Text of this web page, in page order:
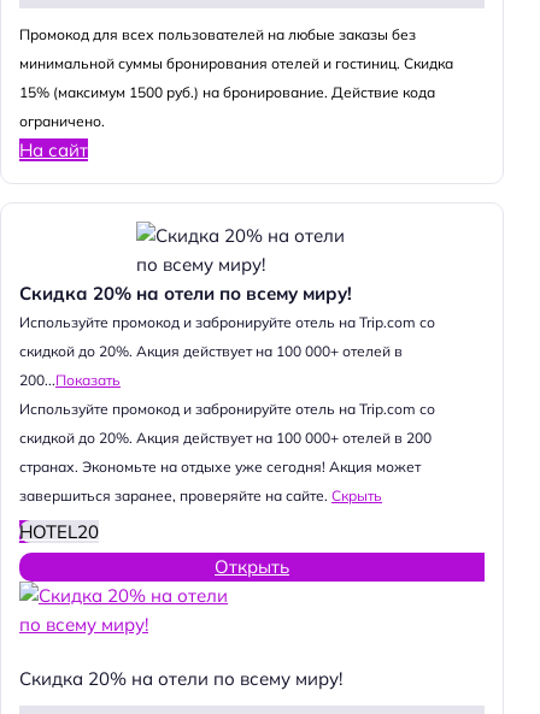
Промокод для всех пользователей на любые заказы без
минимальной суммы бронирования отелей и гостиниц. Скидка
15% (максимум 1500 руб.) на бронирование. Действие кода
ограничено.
На сайт
Скидка 20% на отели по всему миру!
Используйте промокод и забронируйте отель на Trip.com со
скидкой до 20%. Акция действует на 100 000+ отелей в
200...Показать
Используйте промокод и забронируйте отель на Trip.com со
скидкой до 20%. Акция действует на 100 000+ отелей в 200
странах. Экономьте на отдыхе уже сегодня! Акция может
завершиться заранее, проверяйте на сайте. Скрыть
HOTEL20
Открыть
Скидка 20% на отели по всему миру!